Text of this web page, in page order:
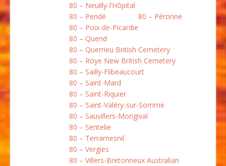
80 – Neuilly-l’Hôpital
80 – Pendé
80 – Péronne
80 – Poix-de-Picardie
80 – Quend
80 – Querrieu British Cemetery
80 – Roye New British Cemetery
80 – Sailly-Flibeaucourt
80 – Saint-Mard
80 – Saint-Riquier
80 – Saint-Valéry-sur-Somme
80 – Sauvillers-Mongival
80 – Sentelie
80 – Terramesnil
80 – Vergies
80 – Villers-Bretonneux Australian